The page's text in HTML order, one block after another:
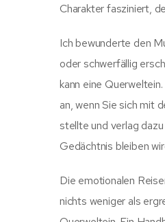
Charakter fasziniert,
Ich bewunderte den
oder schwerfällig
kann eine
an, wenn Sie sich mit
stellte und verlag
Gedächtnis bleiben
Die emotionalen
nichts weniger als